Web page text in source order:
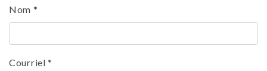
Nom *
Courriel*